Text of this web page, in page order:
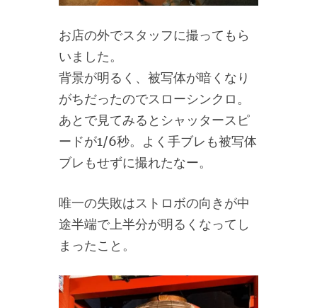
お店の外でスタッフに撮ってもら
いました。
背景が明るく、被写体が暗くなり
がちだったのでスローシンクロ。
あとで見てみるとシャッタースピ
ードが1/6秒。よく手ブレも被写体
ブレもせずに撮れたなー。
唯一の失敗はストロボの向きが中
途半端で上半分が明るくなってし
まったこと。